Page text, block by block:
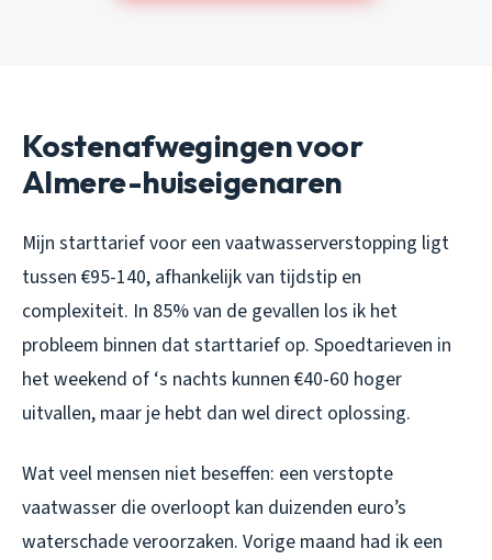
Kostenafwegingen voor
Almere-huiseigenaren
Mijn starttarief voor een vaatwasserverstopping ligt
tussen €95-140, afhankelijk van tijdstip en
complexiteit. In 85% van de gevallen los ik het
probleem binnen dat starttarief op. Spoedtarieven in
het weekend of ‘s nachts kunnen €40-60 hoger
uitvallen, maar je hebt dan wel direct oplossing.
Wat veel mensen niet beseffen: een verstopte
vaatwasser die overloopt kan duizenden euro’s
waterschade veroorzaken. Vorige maand had ik een